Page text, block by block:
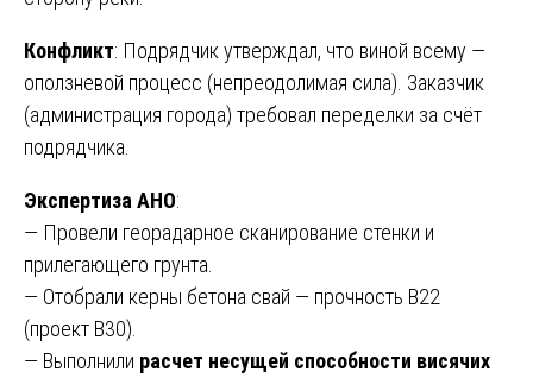
Конфликт: Подрядчик утверждал, что виной всему —
оползневой процесс (непреодолимая сила). Заказчик
(администрация города) требовал переделки за счёт
подрядчика.
Экспертиза АНО:
— Провели георадарное сканирование стенки и
прилегающего грунта.
— Отобрали керны бетона свай — прочность B22
(проект B30).
— Выполнили расчет несущей способности висячих